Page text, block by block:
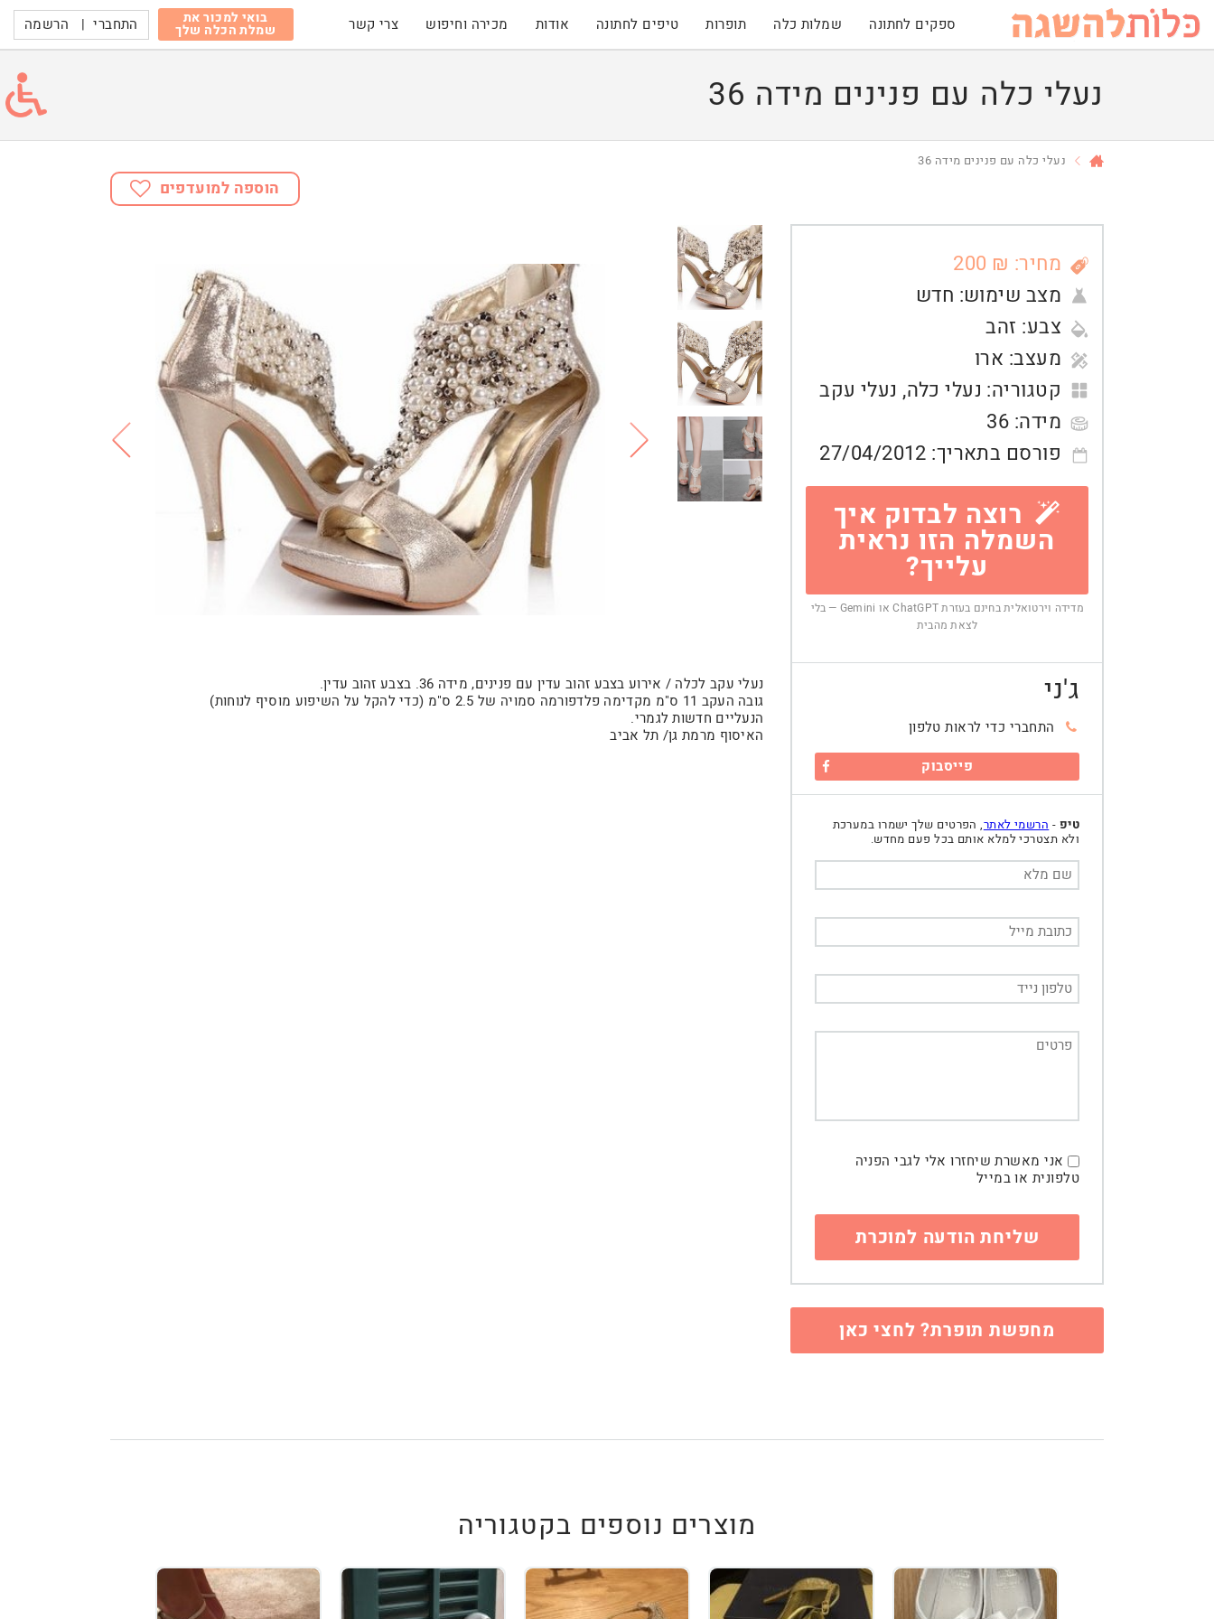
ספקים לחתונה שמלות כלה תופרות טיפים לחתונה אודות מכירה וחיפוש צרי קשר בואי למכור את
שמלת הכלה שלך התחברי | הרשמה
נעלי כלה עם פנינים מידה 36
נעלי כלה עם פנינים מידה 36
הוספה למועדפים
מחיר: ₪ 200
מצב שימוש: חדש
צבע: זהב
מעצב: ארו
קטגוריה: נעלי כלה, נעלי עקב
מידה: 36
פורסם בתאריך: 27/04/2012
רוצה לבדוק איך
השמלה הזו נראית
עלייך?
מדידה וירטואלית בחינם בעזרת ChatGPT או Gemini — בלי
לצאת מהבית
ג'ני
התחברי כדי לראות טלפון
פייסבוק
טיפ - הרשמי לאתר, הפרטים שלך ישמרו במערכת
ולא תצטרכי למלא אותם בכל פעם מחדש.
אני מאשרת שיחזרו אלי לגבי הפניה
טלפונית או במייל
מחפשת תופרת? לחצי כאן
נעלי עקב לכלה / אירוע בצבע זהוב עדין עם פנינים, מידה 36. בצבע זהוב עדין.
גובה העקב 11 ס"מ מקדימה פלדפורמה סמויה של 2.5 ס"מ (כדי להקל על השיפוע מוסיף לנוחות)
הנעליים חדשות לגמרי.
האיסוף מרמת גן/ תל אביב
מוצרים נוספים בקטגוריה